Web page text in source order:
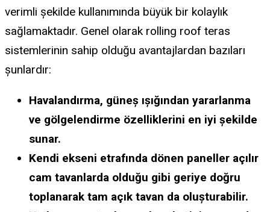
verimli şekilde kullanımında büyük bir kolaylık
sağlamaktadır. Genel olarak rolling roof teras
sistemlerinin sahip olduğu avantajlardan bazıları
şunlardır:
Havalandırma, güneş ışığından yararlanma
ve gölgelendirme özelliklerini en iyi şekilde
sunar.
Kendi ekseni etrafında dönen paneller açılır
cam tavanlarda olduğu gibi geriye doğru
toplanarak tam açık tavan da oluşturabilir.